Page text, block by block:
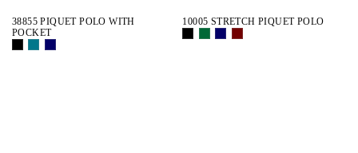
38855 PIQUET POLO WITH
POCKET
10005 STRETCH PIQUET POLO